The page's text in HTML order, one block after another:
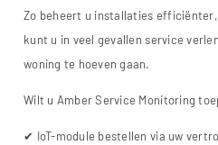
Zo beheert u installaties
kunt u in veel gevallen service
woning te hoeven gaan.
Wilt u Amber Service Monitoring
✔ IoT-module bestellen via uw